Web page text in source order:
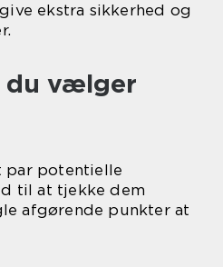
ekstra sikkerhed og
du vælger
par potentielle
til at tjekke dem
afgørende punkter at